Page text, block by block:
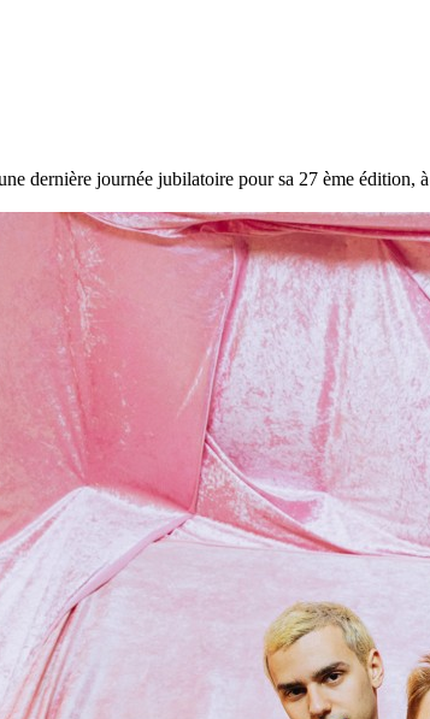
dernière journée jubilatoire pour sa 27 ème édition,